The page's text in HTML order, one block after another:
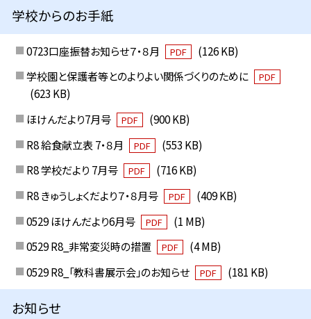
学校からのお手紙
0723口座振替お知らせ７・８月 PDF
(126 KB)
学校園と保護者等とのよりよい関係づくりのために
PDF
(623 KB)
ほけんだより7月号
PDF
(900 KB)
R8 給食献立表 7・８月
PDF
(553 KB)
R8 学校だより 7月号
PDF
(716 KB)
R8 きゅうしょくだより７・８月号
PDF
(409 KB)
0529 ほけんだより6月号
PDF
(1 MB)
0529 R8_非常変災時の措置
PDF
(4 MB)
0529 R8_「教科書展示会」のお知らせ
PDF (181 KB)
お知らせ